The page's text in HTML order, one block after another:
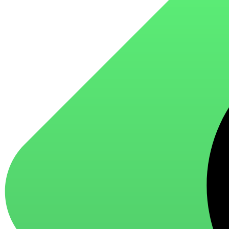
для ароматизации и нейтрализации запахов
для стирки и ухода за тканями
для ковров и текстильных изделий
специализированные чистящие средства
универсальные чистящие средства
дезинфицирующие средства
Автохимия и автокосметика
автоэмали
аэрозольные смазки